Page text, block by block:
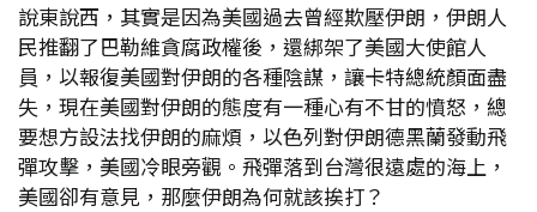
說東說西，其實是因為美國過去曾經欺壓伊朗，伊朗人
民推翻了巴勒維貪腐政權後，還綁架了美國大使館人
員，以報復美國對伊朗的各種陰謀，讓卡特總統顏面盡
失，現在美國對伊朗的態度有一種心有不甘的憤怒，總
要想方設法找伊朗的麻煩，以色列對伊朗德黑蘭發動飛
彈攻擊，美國冷眼旁觀。飛彈落到台灣很遠處的海上，
美國卻有意見，那麼伊朗為何就該挨打？